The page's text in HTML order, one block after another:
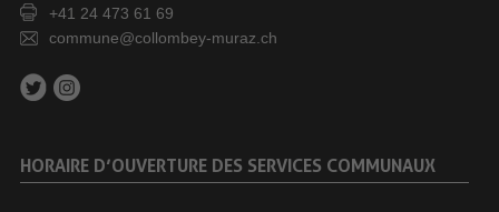
+41 24 473 61 69
commune@collombey-muraz.ch
HORAIRE D’OUVERTURE DES SERVICES COMMUNAUX